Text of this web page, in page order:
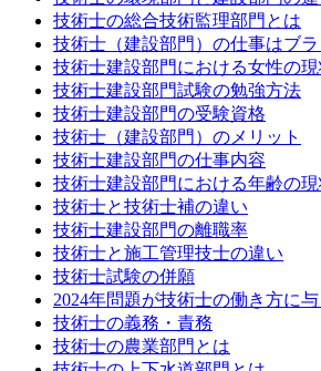
技術士の総合技術監理部門とは
技術士（建設部門）の仕事はブラ
技術士建設部門における女性の現
技術士建設部門試験の勉強方法
技術士建設部門の受験資格
技術士（建設部門）のメリット
技術士建設部門の仕事内容
技術士建設部門における年齢の現
技術士と技術士補の違い
技術士建設部門の離職率
技術士と施工管理技士の違い
技術士試験の併願
2024年問題が技術士の働き方に
技術士の義務・責務
技術士の農業部門とは